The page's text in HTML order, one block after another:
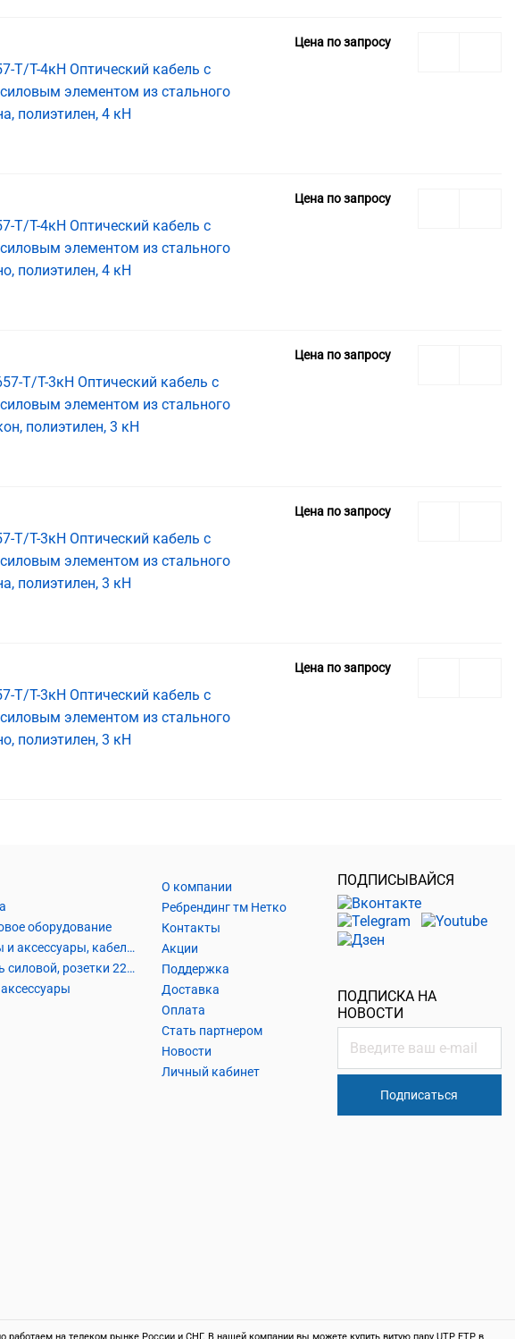
Т-4кН Оптический кабель с
элементом из стального
полиэтилен, 4 кН
Цена по запросу
Т-4кН Оптический кабель с
элементом из стального
полиэтилен, 4 кН
Цена по запросу
Т/Т-3кН Оптический кабель с
элементом из стального
полиэтилен, 3 кН
Цена по запросу
Т-3кН Оптический кабель с
элементом из стального
полиэтилен, 3 кН
Цена по запросу
Т-3кН Оптический кабель с
элементом из стального
полиэтилен, 3 кН
Цена по запросу
оборудование
Шнуры и аксессуары, кабельные наконечники
Кабель силовой, розетки 220В, выключатели 220В, сетевые фильтры
О компании
Ребрендинг тм Нетко
Контакты
Акции
Поддержка
Доставка
Оплата
Стать партнером
Новости
Личный кабинет
ПОДПИСЫВАЙСЯ
ПОДПИСКА НА
НОВОСТИ
Подписаться
на телеком рынке России и СНГ. В нашей компании вы можете купить витую пару UTP, FTP, в